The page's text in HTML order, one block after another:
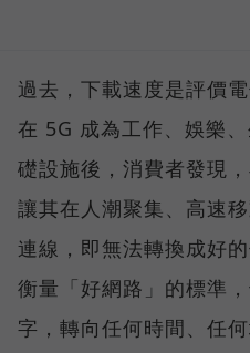
過去，下載速度是評價
在 5G 成為工作、娛樂
礎設施後，消費者發現
讓其在人潮聚集、高速
連線，即無法轉換成好
衡量「好網路」的標準
字，轉向任何時間、任